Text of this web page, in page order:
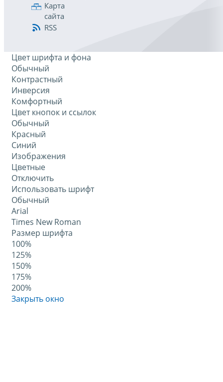
Карта
сайта
RSS
Цвет шрифта и фона
Обычный
Контрастный
Инверсия
Комфортный
Цвет кнопок и ссылок
Обычный
Красный
Синий
Изображения
Цветные
Отключить
Использовать шрифт
Обычный
Arial
Times New Roman
Размер шрифта
100%
125%
150%
175%
200%
Закрыть окно